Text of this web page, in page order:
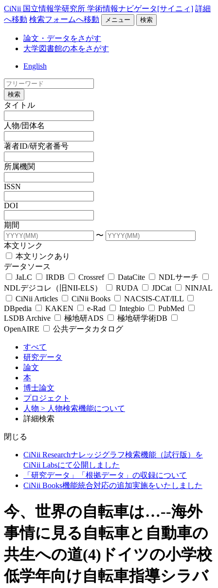
CiNii 国立情報学研究所 学術情報ナビゲータ[サイニィ] 詳細
へ移動 検索フォームへ移動 メニュー 検索
論文・データをさがす
大学図書館の本をさがす
English
検索
タイトル
人物/団体名
著者ID/研究者番号
所属機関
ISSN
DOI
期間
〜
本文リンク
本文リンクあり
データソース
JaLC
IRDB Crossref DataCite
NDLサーチ
NDLデジコレ（旧NII-ELS）
RUDA JDCat
NINJAL
CiNii Articles
CiNii Books
NACSIS-CAT/ILL
DBpedia
KAKEN e-Rad Integbio
PubMed
LSDB Archive
極地研ADS
極地研学術DB
OpenAIRE
公共データカタログ
すべて
研究データ
論文
本
博士論文
プロジェクト
人物 > 人物検索機能について
詳細検索
閉じる
CiNii Researchナレッジグラフ検索機能（試行版）を
CiNii Labsにて公開しました
「研究データ」「根拠データ」の収録について
CiNii Books機能統合対応の追加実施をいたしました
今、世界の自転車は…--海外
事情に見る自転車と自動車の
共生への道(4)ドイツの小学校
低学年向け自転車指導シラバ